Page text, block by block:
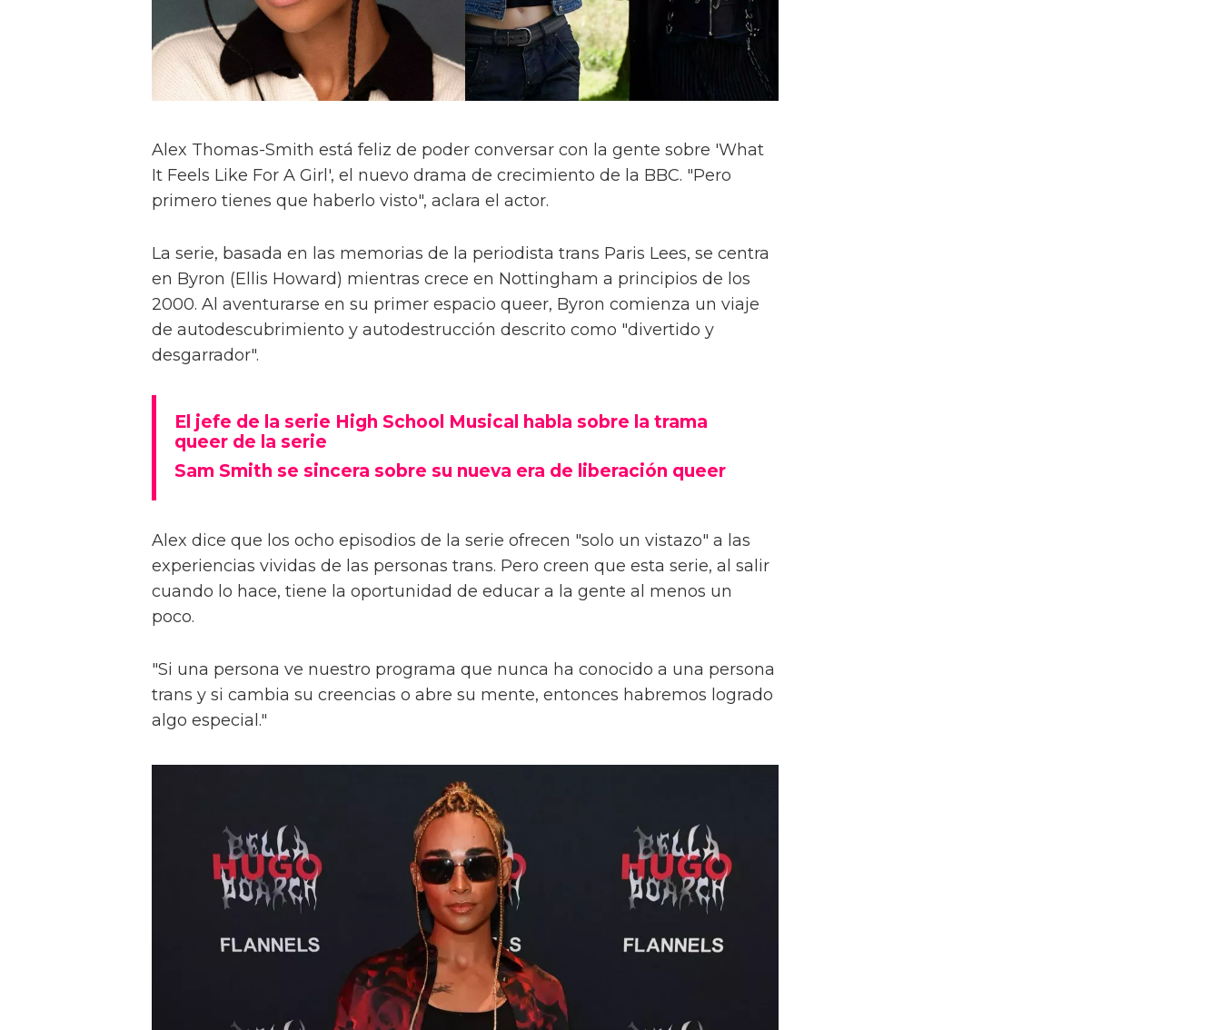
Alex Thomas-Smith está feliz de poder conversar con la gente sobre 'What
It Feels Like For A Girl', el nuevo drama de crecimiento de la BBC. "Pero
primero tienes que haberlo visto", aclara el actor.
La serie, basada en las memorias de la periodista trans Paris Lees, se centra
en Byron (Ellis Howard) mientras crece en Nottingham a principios de los
2000. Al aventurarse en su primer espacio queer, Byron comienza un viaje
de autodescubrimiento y autodestrucción descrito como "divertido y
desgarrador".
El jefe de la serie High School Musical habla sobre la trama
queer de la serie
Sam Smith se sincera sobre su nueva era de liberación queer
Alex dice que los ocho episodios de la serie ofrecen "solo un vistazo" a las
experiencias vividas de las personas trans. Pero creen que esta serie, al salir
cuando lo hace, tiene la oportunidad de educar a la gente al menos un
poco.
"Si una persona ve nuestro programa que nunca ha conocido a una persona
trans y si cambia su creencias o abre su mente, entonces habremos logrado
algo especial."